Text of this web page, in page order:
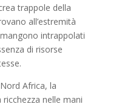
trappole della
all’estremità
intrappolati
di risorse
Africa, la
nelle mani